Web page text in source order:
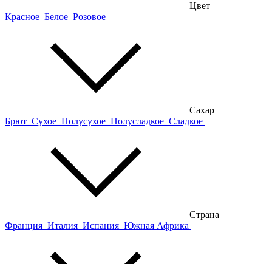
Цвет
Красное Белое Розовое
Сахар
Брют Сухое Полусухое Полусладкое Сладкое
Страна
Франция Италия Испания Южная Африка